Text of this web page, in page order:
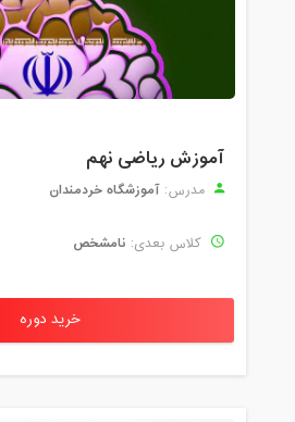
آموزش ریاضی نهم
مدرس: آموزشگاه خردمندان
کلاس بعدی: نامشخص
خرید دوره